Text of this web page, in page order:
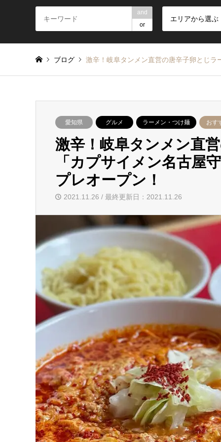
and
or
エリアから選ぶ
ブログ 激辛！岐阜タンメン直営の唐辛子卵とじ
愛知県 グルメ ラーメン・つけ麺 おす
激辛！岐阜タンメン直
「カプサイメン名古屋
プレオープン！
2021.11.26 / 最終更新日：2021.11.26